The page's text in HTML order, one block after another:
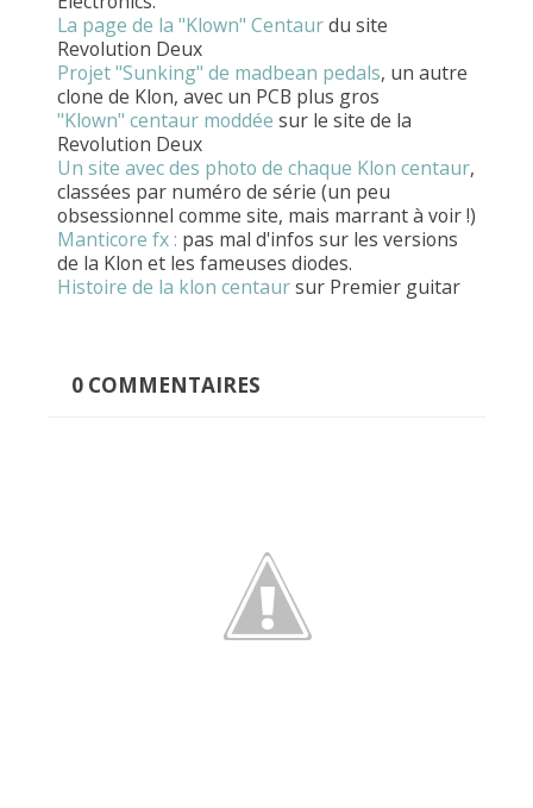
La page de la "Klown" Centaurdu site
Revolution Deux
Projet "Sunking" de madbean pedals, un autre
clone de Klon, avec un PCB plus gros
"Klown" centaur moddée sur le site de la
Revolution Deux
Un site avec des photo de chaque Klon centaur,
classées par numéro de série (un peu
obsessionnel comme site, mais marrant à voir !)
Manticore fx : pas mal d'infos sur les versions
de la Klon et les fameuses diodes.
Histoire de la klon centaursur Premier guitar
0 COMMENTAIRES